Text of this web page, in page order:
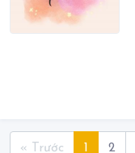
« Trước 1 2